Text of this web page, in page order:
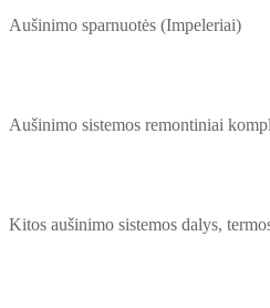
Aušinimo sparnuotės (Impeleriai)
Aušinimo sistemos remontiniai
Kitos aušinimo sistemos dalys,